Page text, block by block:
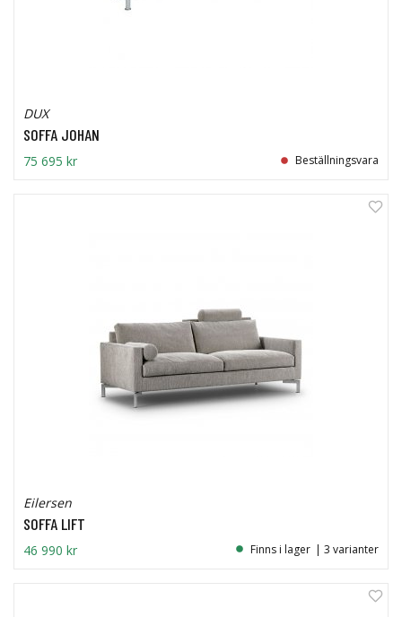
DUX
SOFFA JOHAN
75 695 kr Beställningsvara
Eilersen
SOFFA LIFT
46 990 kr Finns i lager | 3 varianter